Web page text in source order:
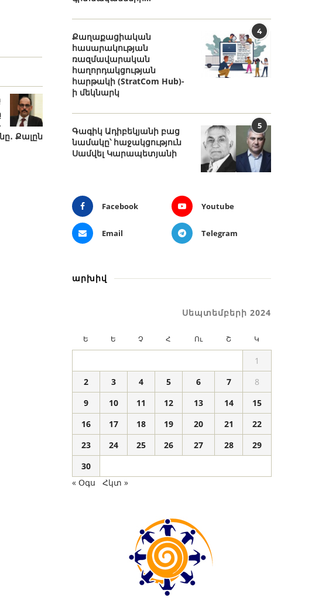
Քալըն
4
Քաղաքացիական
հասարակության
ռազմավարական
հաղորդակցության
հարթակի (StratCom Hub)-
ի մեկնարկ
5
Գագիկ Ադիբեկյանի բաց
նամակը՝ հաջակցություն
Սամվել Կարապետյանի
Facebook Youtube
Email Telegram
արխիվ
Սեպտեմբերի 2024
Ե Ե Չ Հ Ու Շ Կ
1
2
3 4 5 6 7
8
9
10 11 12 13 14
15
16
17 18 19 20 21
22
23
24 25 26 27 28
29
30
« Օգս
Հկտ »